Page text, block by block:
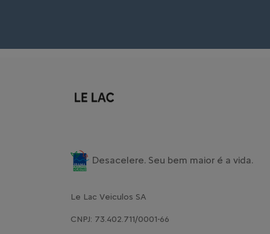
Desacelere. Seu bem maior é a vida.
Le Lac Veiculos SA
CNPJ: 73.402.711/0001-66